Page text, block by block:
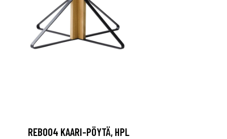
REB004 KAARI-PÖYTÄ, HPL